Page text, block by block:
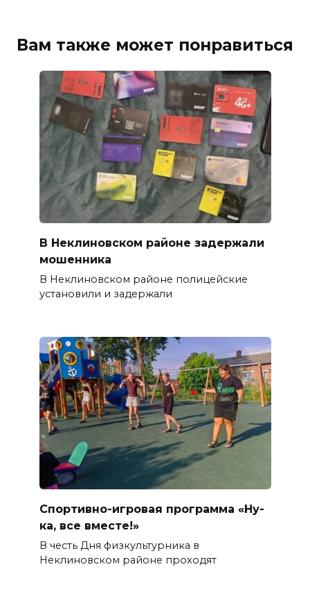
Вам также может понравиться
В Неклиновском районе задержали
мошенника
В Неклиновском районе полицейские
установили и задержали
Спортивно-игровая программа «Ну-
ка, все вместе!»
В честь Дня физкультурника в
Неклиновском районе проходят